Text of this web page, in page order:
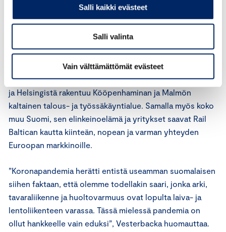
Salli kaikki evästeet
Salli valinta
Vain välttämättömät evästeet
mukaan 85 prosenttia kapasiteetista olisi
henkilöliikennettä ja loput rahtia.
Vesterbacka kuitenkin muistuttaa, että kyse on paljon
isommasta kokonaisuudesta. Tunnelin myötä Tallinnasta
ja Helsingistä rakentuu Kööpenhaminan ja Malmön
kaltainen talous- ja työssäkäyntialue. Samalla myös koko
muu Suomi, sen elinkeinoelämä ja yritykset saavat Rail
Baltican kautta kiinteän, nopean ja varman yhteyden
Euroopan markkinoille.
”Koronapandemia herätti entistä useamman suomalaisen
siihen faktaan, että olemme todellakin saari, jonka arki,
tavaraliikenne ja huoltovarmuus ovat lopulta laiva- ja
lentoliikenteen varassa. Tässä mielessä pandemia on
ollut hankkeelle vain eduksi”, Vesterbacka huomauttaa.